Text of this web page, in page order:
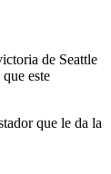
de Seattle
este
que le da la